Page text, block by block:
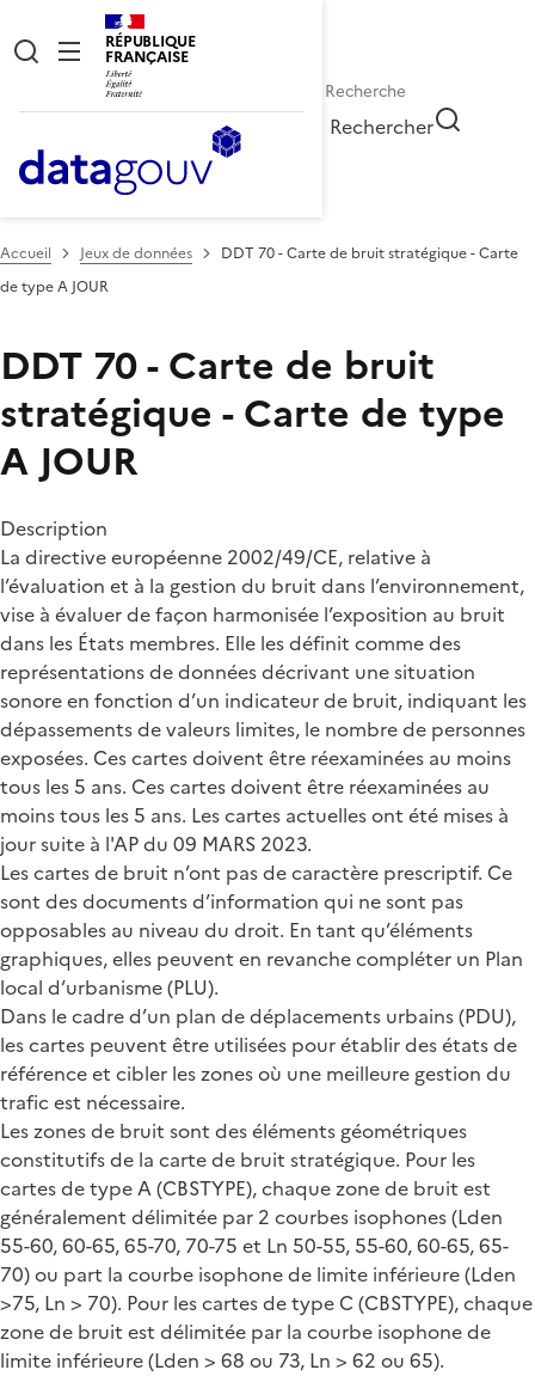
RÉPUBLIQUE
FRANÇAISE
Rechercher
Accueil Jeux de données
DDT 70 - Carte de bruit stratégique - Carte
de type A JOUR
DDT 70 - Carte de bruit
stratégique - Carte de type
A JOUR
Description
La directive européenne 2002/49/CE, relative à
l’évaluation et à la gestion du bruit dans l’environnement,
vise à évaluer de façon harmonisée l’exposition au bruit
dans les États membres. Elle les définit comme des
représentations de données décrivant une situation
sonore en fonction d’un indicateur de bruit, indiquant les
dépassements de valeurs limites, le nombre de personnes
exposées. Ces cartes doivent être réexaminées au moins
tous les 5 ans. Ces cartes doivent être réexaminées au
moins tous les 5 ans. Les cartes actuelles ont été mises à
jour suite à l'AP du 09 MARS 2023.
Les cartes de bruit n’ont pas de caractère prescriptif. Ce
sont des documents d’information qui ne sont pas
opposables au niveau du droit. En tant qu’éléments
graphiques, elles peuvent en revanche compléter un Plan
local d’urbanisme (PLU).
Dans le cadre d’un plan de déplacements urbains (PDU),
les cartes peuvent être utilisées pour établir des états de
référence et cibler les zones où une meilleure gestion du
trafic est nécessaire.
Les zones de bruit sont des éléments géométriques
constitutifs de la carte de bruit stratégique. Pour les
cartes de type A (CBSTYPE), chaque zone de bruit est
généralement délimitée par 2 courbes isophones (Lden
55-60, 60-65, 65-70, 70-75 et Ln 50-55, 55-60, 60-65, 65-
70) ou part la courbe isophone de limite inférieure (Lden
>75, Ln > 70). Pour les cartes de type C (CBSTYPE), chaque
zone de bruit est délimitée par la courbe isophone de
limite inférieure (Lden > 68 ou 73, Ln > 62 ou 65).